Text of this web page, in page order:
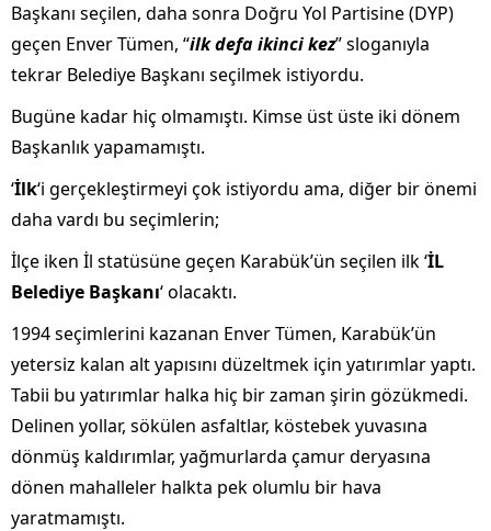
Başkanı seçilen, daha sonra Doğru Yol Partisine (DYP)
geçen Enver Tümen, “ilk defa ikinci kez” sloganıyla
tekrar Belediye Başkanı seçilmek istiyordu.
Bugüne kadar hiç olmamıştı. Kimse üst üste iki dönem
Başkanlık yapamamıştı.
‘İlk‘i gerçekleştirmeyi çok istiyordu ama, diğer bir önemi
daha vardı bu seçimlerin;
İlçe iken İl statüsüne geçen Karabük’ün seçilen ilk ‘İL
Belediye Başkanı‘ olacaktı.
1994 seçimlerini kazanan Enver Tümen, Karabük’ün
yetersiz kalan alt yapısını düzeltmek için yatırımlar yaptı.
Tabii bu yatırımlar halka hiç bir zaman şirin gözükmedi.
Delinen yollar, sökülen asfaltlar, köstebek yuvasına
dönmüş kaldırımlar, yağmurlarda çamur deryasına
dönen mahalleler halkta pek olumlu bir hava
yaratmamıştı.